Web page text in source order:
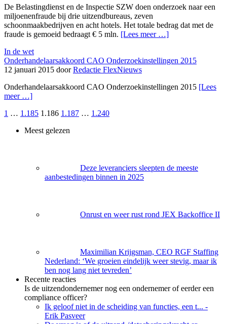
De Belastingdienst en de Inspectie SZW doen onderzoek naar een
miljoenenfraude bij drie uitzendbureaus, zeven
schoonmaakbedrijven en acht hotels. Het totale bedrag dat met de
fraude is gemoeid bedraagt € 5 mln. [Lees meer …]
In de wet
Onderhandelaarsakkoord CAO Onderzoekinstellingen 2015
12 januari 2015 doorRedactie FlexNieuws
Onderhandelaarsakkoord CAO Onderzoekinstellingen 2015 [Lees
meer …]
1 … 1.185 1.186 1.187 … 1.240
Meest gelezen
Deze leveranciers sleepten de meeste
aanbestedingen binnen in 2025
Onrust en weer rust rond JEX Backoffice II
Maximilian Krijgsman, CEO RGF Staffing
Nederland: ‘We groeien eindelijk weer stevig, maar ik
ben nog lang niet tevreden’
Recente reacties
Is de uitzendondernemer nog een ondernemer of eerder een
compliance officer?
Ik geloof niet in de scheiding van functies, een t... -
Erik Pasveer